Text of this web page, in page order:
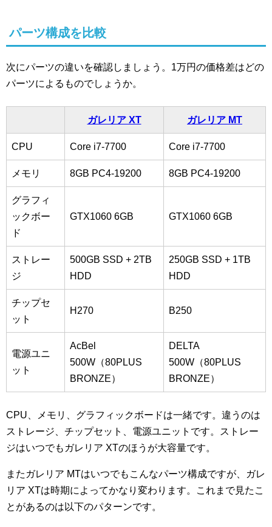
パーツ構成を比較
次にパーツの違いを確認しましょう。1万円の価格差はどの
パーツによるものでしょうか。
ガレリア XT ガレリア MT
CPU Core i7-7700 Core i7-7700
メモリ 8GB PC4-19200 8GB PC4-19200
グラフィ
ックボー
ド
GTX1060 6GB GTX1060 6GB
ストレー
ジ
500GB SSD + 2TB
HDD
250GB SSD + 1TB
HDD
チップセ
ット
H270 B250
電源ユニ
ット
AcBel
500W（80PLUS
BRONZE）
DELTA
500W（80PLUS
BRONZE）
CPU、メモリ、グラフィックボードは一緒です。違うのは
ストレージ、チップセット、電源ユニットです。ストレー
ジはいつでもガレリア XTのほうが大容量です。
またガレリア MTはいつでもこんなパーツ構成ですが、ガレ
リア XTは時期によってかなり変わります。これまで見たこ
とがあるのは以下のパターンです。